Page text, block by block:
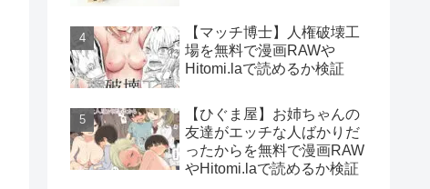
【マッチ博士】人権破壊工
場を無料で漫画RAWや
Hitomi.laで読めるか検証
【ひぐま屋】お姉ちゃんの
友達がエッチな人ばかりだ
ったからを無料で漫画RAW
やHitomi.laで読めるか検証